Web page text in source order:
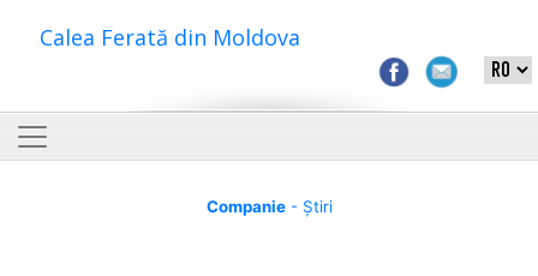
Calea Ferată din Moldova
Companie- Știri